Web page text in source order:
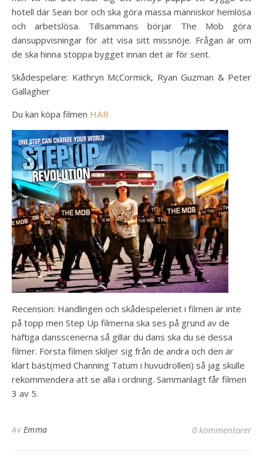
hotell där Sean bor och ska göra massa människor hemlösa
och arbetslösa. Tillsammans börjar The Mob göra
dansuppvisningar för att visa sitt missnöje. Frågan är om
de ska hinna stoppa bygget innan det är för sent.
Skådespelare: Kathryn McCormick, Ryan Guzman & Peter
Gallagher
Du kan köpa filmen HÄR
Recension: Handlingen och skådespeleriet i filmen är inte
på topp men Step Up filmerna ska ses på grund av de
häftiga dansscenerna så gillar du dans ska du se dessa
filmer. Första filmen skiljer sig från de andra och den är
klart bäst(med Channing Tatum i huvudrollen) så jag skulle
rekommendera att se alla i ordning. Sammanlagt får filmen
3 av 5.
Av Emma 0 kommentarer